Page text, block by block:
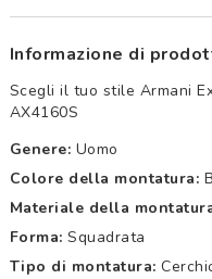
Informazione di
Scegli il tuo stile Armani
AX4160S
Genere: Uomo
Colore della montatura:
Materiale della
Forma: Squadrata
Tipo di montatura: